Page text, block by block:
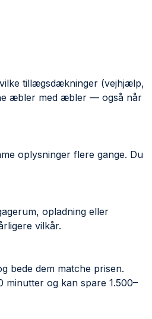
tillægs­dækninger (vejhjælp,
æbler med æbler — også når
oplysninger flere gange. Du
opladning eller
vilkår.
bede dem matche prisen.
og kan spare 1.500–